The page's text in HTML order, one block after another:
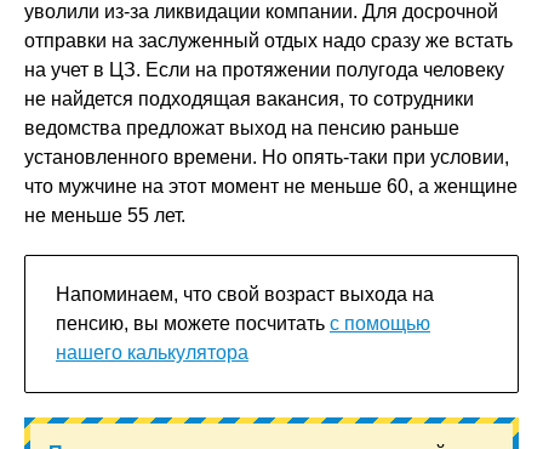
уволили из-за ликвидации компании. Для досрочной
отправки на заслуженный отдых надо сразу же встать
на учет в ЦЗ. Если на протяжении полугода человеку
не найдется подходящая вакансия, то сотрудники
ведомства предложат выход на пенсию раньше
установленного времени. Но опять-таки при условии,
что мужчине на этот момент не меньше 60, а женщине
не меньше 55 лет.
Напоминаем, что свой возраст выхода на
пенсию, вы можете посчитать с помощью
нашего калькулятора